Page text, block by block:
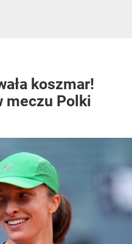
koszmar!
meczu Polki